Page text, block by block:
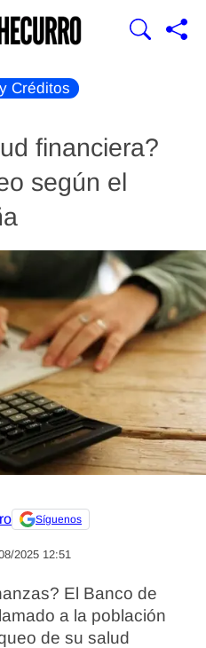
Créditos
financiera?
según el
Síguenos
2025 12:51
El Banco de
a la población
de su salud